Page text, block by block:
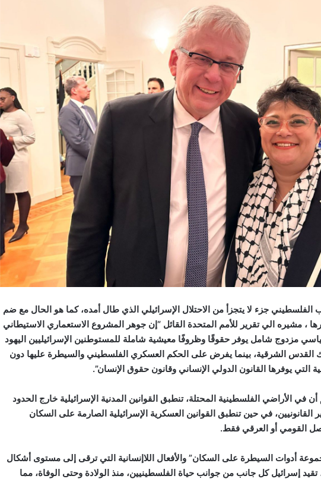
الفلسطيني جزء لا يتجزأ من الاحتلال الإسرائيلي الذي طال أمده، كما هو الحال مع ضم
، مشيره الي تقرير للأمم المتحدة القائل “إن جوهر المشروع الاستعماري الاستيطاني
مزدوج شامل يوفر حقوقًا وظروفًا معيشية شاملة للمستوطنين الإسرائيليين اليهود
القدس الشرقية، بينما يفرض على الحكم العسكري الفلسطيني والسيطرة عليها دون
التي يوفرها القانون الدولي الإنساني وقانون حقوق الإنسان”.
الأراضي الفلسطينية المحتلة، تنطبق القوانين المدنية الإسرائيلية خارج الحدود
القانونيين، في حين تنطبق القوانين العسكرية الإسرائيلية الصارمة على السكان
القومي أو العرقي فقط.
أدوات السيطرة على السكان” والأفعال اللاإنسانية التي ترقى إلى مستوى أشكال
إسرائيل كل جانب من جوانب حياة الفلسطينيين، منذ الولادة وحتى الوفاة، مما